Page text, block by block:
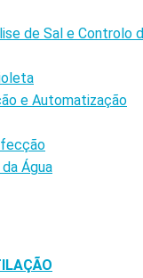
de Sal e Controlo
e Automatização
Água